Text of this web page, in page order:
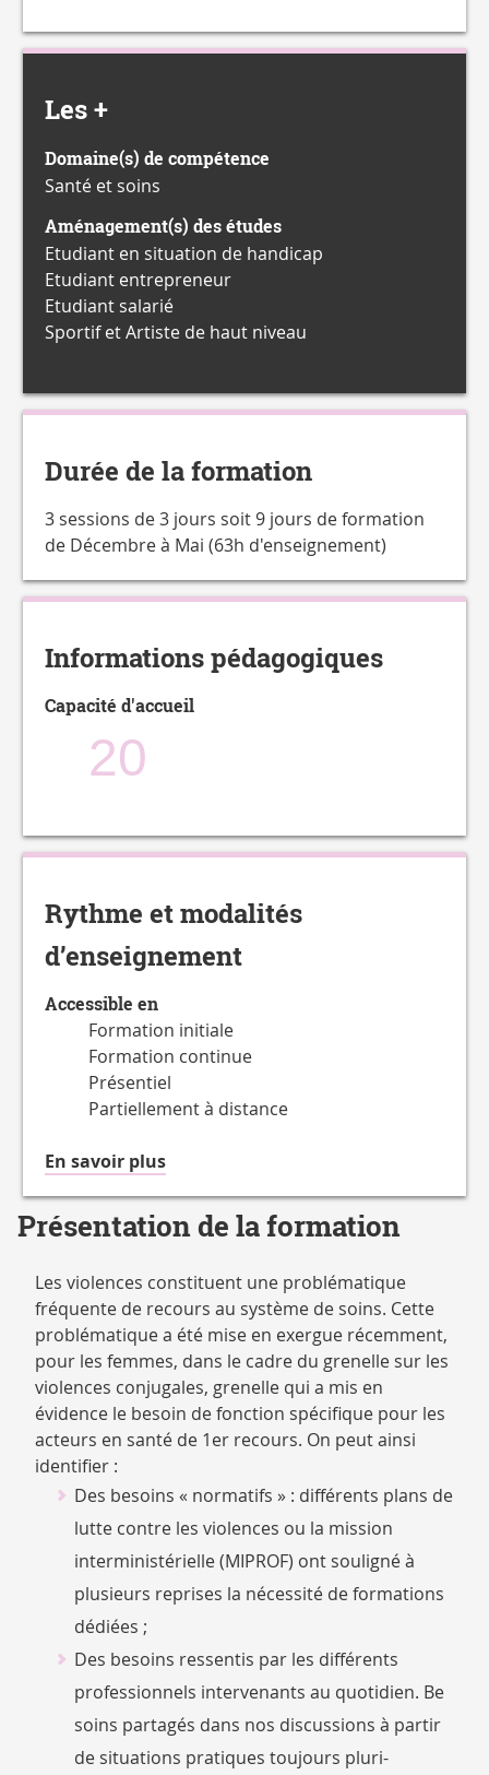
Les +
Domaine(s) de compétence
Santé et soins
Aménagement(s) des études
Etudiant en situation de handicap
Etudiant entrepreneur
Etudiant salarié
Sportif et Artiste de haut niveau
Durée de la formation
3 sessions de 3 jours soit 9 jours de formation
de Décembre à Mai (63h d'enseignement)
Informations pédagogiques
Capacité d'accueil
20
Rythme et modalités
d’enseignement
Accessible en
Formation initiale
Formation continue
Présentiel
Partiellement à distance
En savoir plusà
Accessible
Présentation de la formation
Les violences constituent une problématique
fréquente de recours au système de soins. Cette
problématique a été mise en exergue récemment,
pour les femmes, dans le cadre du grenelle sur les
violences conjugales, grenelle qui a mis en
évidence le besoin de fonction spécifique pour les
acteurs en santé de 1er recours. On peut ainsi
identifier :
Des besoins « normatifs » : différents plans de
lutte contre les violences ou la mission
interministérielle (MIPROF) ont souligné à
plusieurs reprises la nécessité de formations
dédiées ;
Des besoins ressentis par les différents
professionnels intervenants au quotidien. Be
soins partagés dans nos discussions à partir
de situations pratiques toujours pluri-